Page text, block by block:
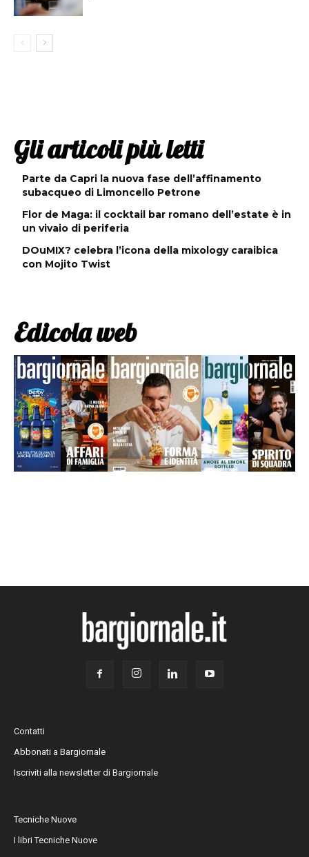
Gli articoli più letti
Parte da Capri la nuova fase dell’affinamento
subacqueo di Limoncello Petrone
Flor de Maga: il cocktail bar romano dell’estate è in
un vivaio di periferia
DOuMIX? celebra l’icona della mixology caraibica
con Mojito Twist
Edicola web
Contatti
Abbonati a Bargiornale
Iscriviti alla newsletter di Bargiornale
Tecniche Nuove
I libri Tecniche Nuove